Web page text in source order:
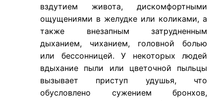
вздутием живота, дискомфортными
ощущениями в желудке или коликами, а
также внезапным затрудненным
дыханием, чиханием, головной болью
или бессонницей. У некоторых людей
вдыхание пыли или цветочной пыльцы
вызывает приступ удушья, что
обусловлено сужением бронхов,